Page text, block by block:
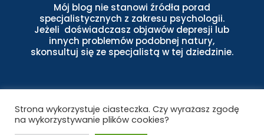
Mój blog nie stanowi źródła porad
specjalistycznych z zakresu psychologii.
Jeżeli doświadczasz objawów depresji lub
innych problemów podobnej natury,
skonsultuj się ze specjalistą w tej dziedzinie.
Strona wykorzystuje ciasteczka. Czy wyrażasz zgodę
na wykorzystywanie plików cookies?